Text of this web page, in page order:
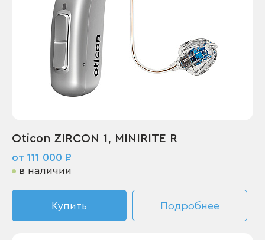
Oticon ZIRCON 1, MINIRITE R
от 111 000 ₽
в наличии
Купить Подробнее